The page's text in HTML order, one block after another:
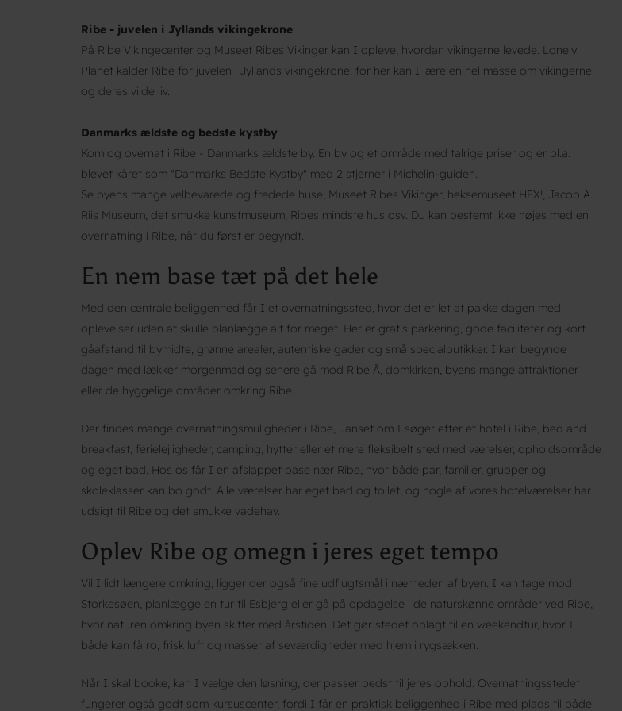
Ribe - juvelen i Jyllands vikingekrone
På Ribe Vikingecenter og Museet Ribes Vikinger kan I opleve, hvordan vikingerne levede. Lonely
Planet kalder Ribe for juvelen i Jyllands vikingekrone, for her kan I lære en hel masse om vikingerne
og deres vilde liv.
Danmarks ældste og bedste kystby
Kom og overnat i Ribe - Danmarks ældste by. En by og et område med talrige priser og er bl.a.
blevet kåret som "Danmarks Bedste Kystby" med 2 stjerner i Michelin-guiden.
Se byens mange velbevarede og fredede huse, Museet Ribes Vikinger, heksemuseet HEX!, Jacob A.
Riis Museum, det smukke kunstmuseum, Ribes mindste hus osv. Du kan bestemt ikke nøjes med en
overnatning i Ribe, når du først er begyndt.
En nem base tæt på det hele
Med den centrale beliggenhed får I et overnatningssted, hvor det er let at pakke dagen med
oplevelser uden at skulle planlægge alt for meget. Her er gratis parkering, gode faciliteter og kort
gåafstand til bymidte, grønne arealer, autentiske gader og små specialbutikker. I kan begynde
dagen med lækker morgenmad og senere gå mod Ribe Å, domkirken, byens mange attraktioner
eller de hyggelige områder omkring Ribe.
Der findes mange overnatningsmuligheder i Ribe, uanset om I søger efter et hotel i Ribe, bed and
breakfast, ferielejligheder, camping, hytter eller et mere fleksibelt sted med værelser, opholdsområde
og eget bad. Hos os får I en afslappet base nær Ribe, hvor både par, familier, grupper og
skoleklasser kan bo godt. Alle værelser har eget bad og toilet, og nogle af vores hotelværelser har
udsigt til Ribe og det smukke vadehav.
Oplev Ribe og omegn i jeres eget tempo
Vil I lidt længere omkring, ligger der også fine udflugtsmål i nærheden af byen. I kan tage mod
Storkesøen, planlægge en tur til Esbjerg eller gå på opdagelse i de naturskønne områder ved Ribe,
hvor naturen omkring byen skifter med årstiden. Det gør stedet oplagt til en weekendtur, hvor I
både kan få ro, frisk luft og masser af seværdigheder med hjem i rygsækken.
Når I skal booke, kan I vælge den løsning, der passer bedst til jeres ophold. Overnatningsstedet
fungerer også godt som kursuscenter, fordi I får en praktisk beliggenhed i Ribe med plads til både